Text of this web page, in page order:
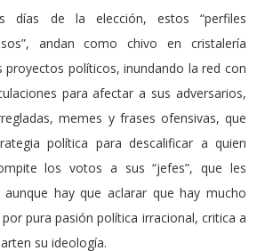
días de la elección, estos “perfiles
andan como chivo en cristalería
proyectos políticos, inundando la red con
para afectar a sus adversarios,
memes y frases ofensivas, que
política para descalificar a quien
los votos a sus “jefes”, que les
hay que aclarar que hay mucho
pura pasión política irracional, critica a
su ideología.